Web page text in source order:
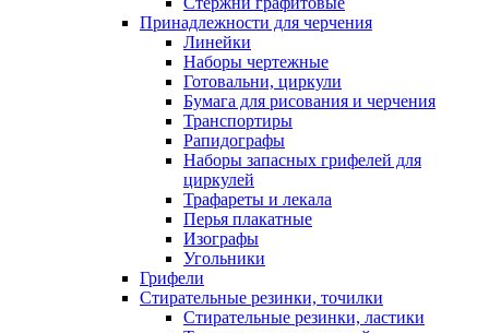
Принадлежности для черчения
Линейки
Наборы чертежные
Готовальни, циркули
Бумага для рисования и черчения
Транспортиры
Рапидографы
Наборы запасных грифелей для
циркулей
Трафареты и лекала
Перья плакатные
Изографы
Угольники
Грифели
Стирательные резинки, точилки
Стирательные резинки, ластики